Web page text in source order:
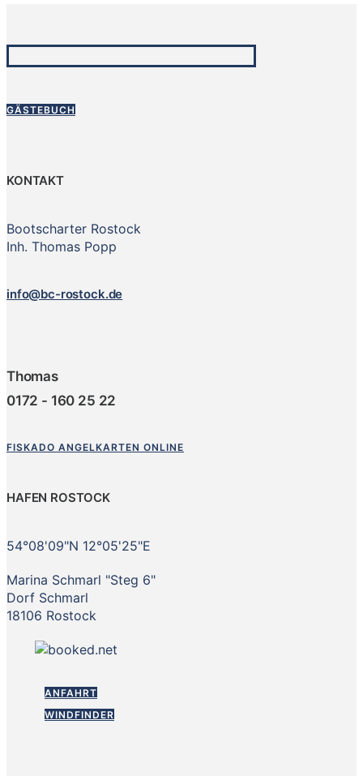
GÄSTEBUCH
KONTAKT
Bootscharter Rostock
Inh. Thomas Popp
info@bc-rostock.de
Thomas
0172 - 160 25 22
FISKADO ANGELKARTEN ONLINE
HAFEN ROSTOCK
54°08'09"N 12°05'25"E
Marina Schmarl "Steg 6"
Dorf Schmarl
18106 Rostock
ANFAHRT
WINDFINDER